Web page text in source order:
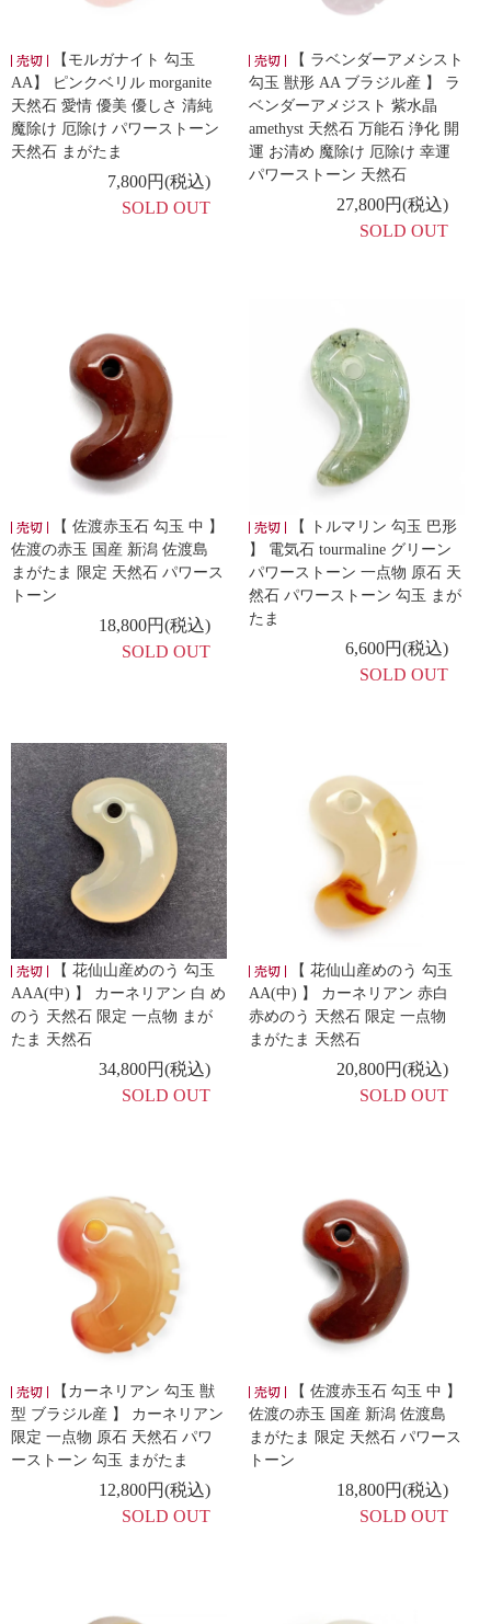
【モルガナイト 勾玉
AA】 ピンクベリル morganite
天然石 愛情 優美 優しさ 清純
魔除け 厄除け パワーストーン
天然石 まがたま
7,800円(税込)
SOLD OUT
【 ラベンダーアメシスト
勾玉 獣形 AA ブラジル産 】 ラ
ベンダーアメジスト 紫水晶
amethyst 天然石 万能石 浄化 開
運 お清め 魔除け 厄除け 幸運
パワーストーン 天然石
27,800円(税込)
SOLD OUT
【 佐渡赤玉石 勾玉 中 】
佐渡の赤玉 国産 新潟 佐渡島
まがたま 限定 天然石 パワース
トーン
18,800円(税込)
SOLD OUT
【 トルマリン 勾玉 巴形
】 電気石 tourmaline グリーン
パワーストーン 一点物 原石 天
然石 パワーストーン 勾玉 まが
たま
6,600円(税込)
SOLD OUT
【 花仙山産めのう 勾玉
AAA(中) 】 カーネリアン 白 め
のう 天然石 限定 一点物 まが
たま 天然石
34,800円(税込)
SOLD OUT
【 花仙山産めのう 勾玉
AA(中) 】 カーネリアン 赤白
赤めのう 天然石 限定 一点物
まがたま 天然石
20,800円(税込)
SOLD OUT
【カーネリアン 勾玉 獣
型 ブラジル産 】 カーネリアン
限定 一点物 原石 天然石 パワ
ーストーン 勾玉 まがたま
12,800円(税込)
SOLD OUT
【 佐渡赤玉石 勾玉 中 】
佐渡の赤玉 国産 新潟 佐渡島
まがたま 限定 天然石 パワース
トーン
18,800円(税込)
SOLD OUT